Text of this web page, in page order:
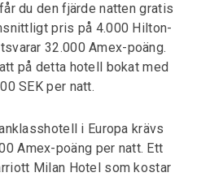
du den fjärde natten gratis
pris på 4.000 Hilton-
32.000 Amex-poäng.
på detta hotell bokat med
SEK per natt.
i Europa krävs
Amex-poäng per natt. Ett
Milan Hotel som kostar